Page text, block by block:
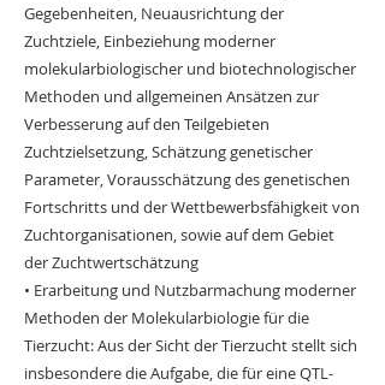
Gegebenheiten, Neuausrichtung der
Zuchtziele, Einbeziehung moderner
molekularbiologischer und biotechnologischer
Methoden und allgemeinen Ansätzen zur
Verbesserung auf den Teilgebieten
Zuchtzielsetzung, Schätzung genetischer
Parameter, Vorausschätzung des genetischen
Fortschritts und der Wettbewerbsfähigkeit von
Zuchtorganisationen, sowie auf dem Gebiet
der Zuchtwertschätzung
• Erarbeitung und Nutzbarmachung moderner
Methoden der Molekularbiologie für die
Tierzucht: Aus der Sicht der Tierzucht stellt sich
insbesondere die Aufgabe, die für eine QTL-